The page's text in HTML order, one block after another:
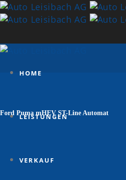
HOME
LEISTUNGEN
VERKAUF
Ford Puma mHEV ST-Line Automat